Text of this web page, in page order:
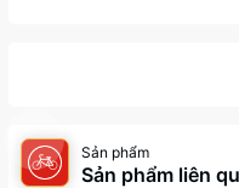
Sản phẩm
Sản phẩm liên